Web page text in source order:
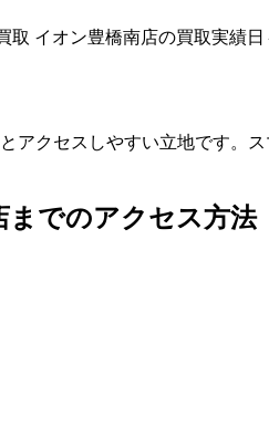
取 イオン豊橋南店の買取実績
アクセスしやすい立地です。
までのアクセス方法